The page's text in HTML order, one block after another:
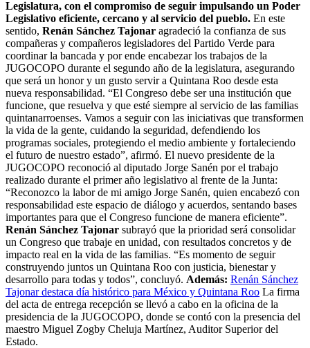
Legislatura, con el compromiso de seguir impulsando un Poder
Legislativo eficiente, cercano y al servicio del pueblo. En este
sentido, Renán Sánchez Tajonar agradeció la confianza de sus
compañeras y compañeros legisladores del Partido Verde para
coordinar la bancada y por ende encabezar los trabajos de la
JUGOCOPO durante el segundo año de la legislatura, asegurando
que será un honor y un gusto servir a Quintana Roo desde esta
nueva responsabilidad. “El Congreso debe ser una institución que
funcione, que resuelva y que esté siempre al servicio de las familias
quintanarroenses. Vamos a seguir con las iniciativas que transformen
la vida de la gente, cuidando la seguridad, defendiendo los
programas sociales, protegiendo el medio ambiente y fortaleciendo
el futuro de nuestro estado”, afirmó. El nuevo presidente de la
JUGOCOPO reconoció al diputado Jorge Sanén por el trabajo
realizado durante el primer año legislativo al frente de la Junta:
“Reconozco la labor de mi amigo Jorge Sanén, quien encabezó con
responsabilidad este espacio de diálogo y acuerdos, sentando bases
importantes para que el Congreso funcione de manera eficiente”.
Renán Sánchez Tajonar subrayó que la prioridad será consolidar
un Congreso que trabaje en unidad, con resultados concretos y de
impacto real en la vida de las familias. “Es momento de seguir
construyendo juntos un Quintana Roo con justicia, bienestar y
desarrollo para todas y todos”, concluyó. Además: Renán Sánchez
Tajonar destaca día histórico para México y Quintana Roo La firma
del acta de entrega recepción se llevó a cabo en la oficina de la
presidencia de la JUGOCOPO, donde se contó con la presencia del
maestro Miguel Zogby Cheluja Martínez, Auditor Superior del
Estado.